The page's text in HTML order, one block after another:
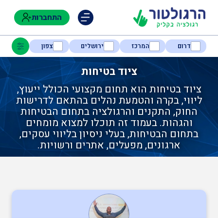
התחברות
דרום המרכז ירושלים צפון
ציוד בטיחות
ציוד בטיחות הוא תחום מקצועי הכולל ייעוץ,
ליווי, בקרה והטמעת נהלים בהתאם לדרישות
החוק, התקנים והרגולציה בתחום הבטיחות
והגהות. בעמוד זה תוכלו למצוא מומחים
בתחום הבטיחות, בעלי ניסיון בליווי עסקים,
ארגונים, מפעלים, אתרים ורשויות.
נגישות
חקלאות
ניהול אסונות ומצבי חירום